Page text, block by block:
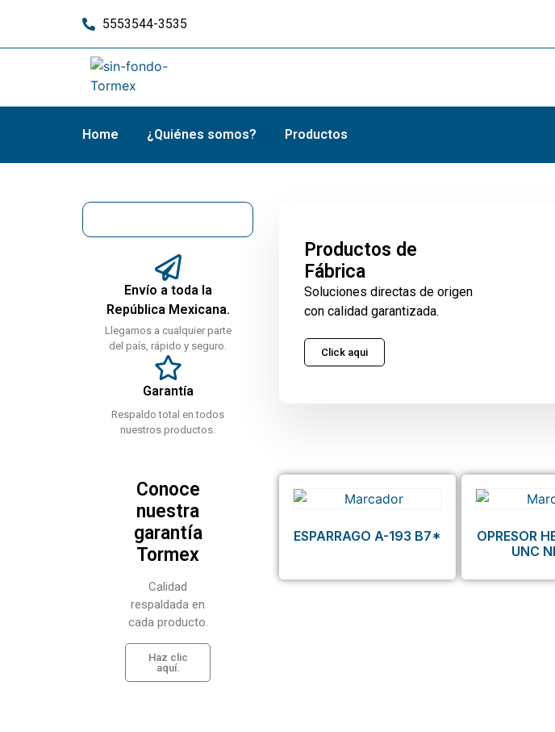
5553544-3535
Home ¿Quiénes somos? Productos
Envío a toda la
República Mexicana.
Llegamos a cualquier parte
del país, rápido y seguro.
Garantía
Respaldo total en todos
nuestros productos.
Conoce
nuestra
garantía
Tormex
Calidad
respaldada en
cada producto.
Haz clic
aquí.
Productos de
Fábrica
Soluciones directas de origen
con calidad garantizada.
Click aqui
ESPARRAGO A-193 B7*
OPRESOR
UNC